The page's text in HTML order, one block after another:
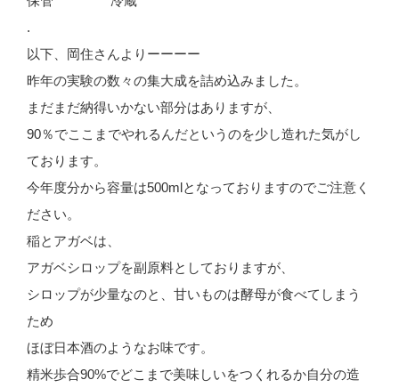
.
以下、岡住さんよりーーーー
昨年の実験の数々の集大成を詰め込みました。
まだまだ納得いかない部分はありますが、
90％でここまでやれるんだというのを少し造れた気がし
ております。
今年度分から容量は500mlとなっておりますのでご注意く
ださい。
稲とアガベは、
アガベシロップを副原料としておりますが、
シロップが少量なのと、甘いものは酵母が食べてしまう
ため
ほぼ日本酒のようなお味です。
精米歩合90%でどこまで美味しいをつくれるか自分の造